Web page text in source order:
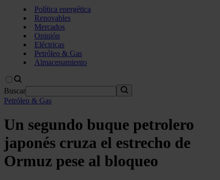
Política energética
Renovables
Mercados
Opinión
Eléctricas
Petróleo & Gas
Almacenamiento
Buscar
Petróleo & Gas
Un segundo buque petrolero
japonés cruza el estrecho de
Ormuz pese al bloqueo